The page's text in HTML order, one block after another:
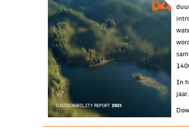
In
jaar.